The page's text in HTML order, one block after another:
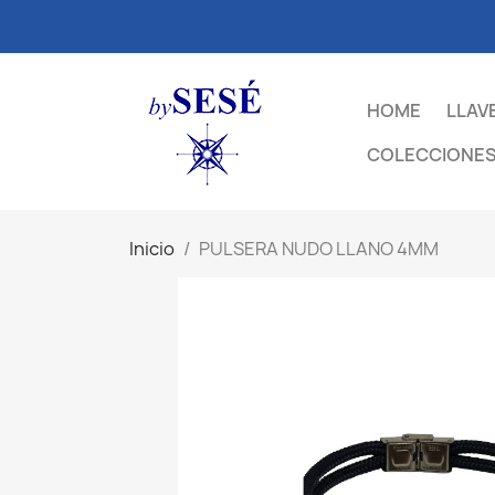
HOME
Inicio PULSERA NUDO LLANO 4MM